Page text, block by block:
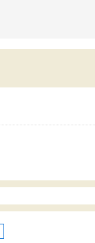
ます。講師も合わな